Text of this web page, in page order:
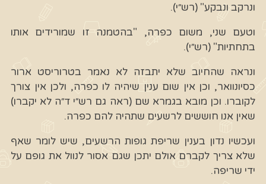
ונרקב ונבקע" (רש״י).
וטעם שני, משום כפרה, "בהטמנה זו שמורידים אותו
בתחתיות" (רש״י).
ונראה שהחיוב שלא יתבזה לא נאמר בטרוריסט ארור
כסיונוואר, וכן אין שום ענין שיהיה לו כפרה, ולכן אין צורך
לקוברו. וכן מובא בגמרא שם (ראה גם רש״י ד״ה לא יקברו)
שאין אנו חוששים לרשעים שתהיה להם כפרה.
ועכשיו נדון בענין שריפת גופות הרשעים, שיש לומר שאף
שלא צריך לקברם אולם יתכן שגם אסור לנוול את גופם על
ידי שריפה.